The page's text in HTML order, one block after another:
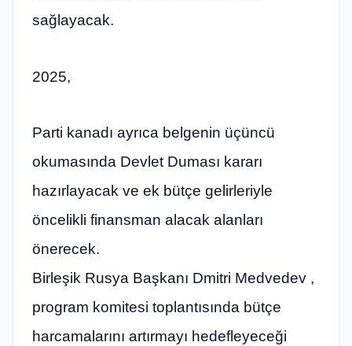
sağlayacak.
2025,
Parti kanadı ayrıca belgenin üçüncü
okumasında Devlet Duması kararı
hazırlayacak ve ek bütçe gelirleriyle
öncelikli finansman alacak alanları
önerecek.
Birleşik Rusya Başkanı Dmitri Medvedev ,
program komitesi toplantısında bütçe
harcamalarını artırmayı hedefleyeceği